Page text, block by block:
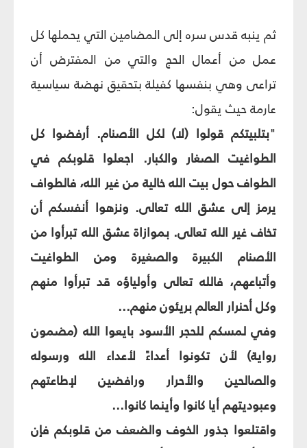
ثم ينبه قدس سره إلى المضامين التي يحملها كل
عمل من أعمال الحج والتي من المفترض أن
تراعى وهي بنفسها كفيلة بتحقيق نهضة سياسية
عارمة حيث يقول:
"بتلبيتكم قولوا (لا) لكل الأصنام. أرفضوا كل
الطواغيت الصغار والكبار. اجعلوا قلوبكم في
الطواف حول بيت الله خالية من غير الله، فالطواف
يرمز إلى عشق الله تعالى. ونزهوا أنفسكم أن
تخاف غير الله تعالى. بموازاة عشق الله تبرأوا من
الأصنام الكبيرة والصغيرة ومن الطواغيت
وأتباعهم، فالله تعالى وأولياؤه قد تبرأوا منهم
وكل أحنرار العالم بريئون منهم...
وفي لمسكم للحجر الأسود بايعوا الله (مضمون
رواية) لأن تكونوا أعداءً لأعداء الله ورسوله
والصالحين والأحرار ورافضين لإطاعتهم
وعبوديتهم أيا كانوا وأينما كانوا...
واقتلعوا جذور الخوف والضعف من قلوبكم فإن